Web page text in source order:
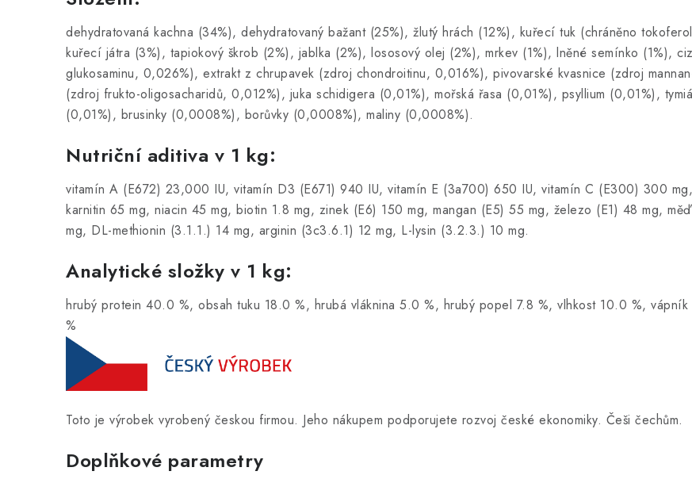
dehydratovaná kachna (34%), dehydratovaný bažant (25%), žlutý hrách (12%), kuřecí tuk (chráněno
kuřecí játra (3%), tapiokový škrob (2%), jablka (2%), lososový olej (2%), mrkev (1%), lněné semínko (1%),
glukosaminu, 0,026%), extrakt z chrupavek (zdroj chondroitinu, 0,016%), pivovarské kvasnice (zdroj
(zdroj frukto-oligosacharidů, 0,012%), juka schidigera (0,01%), mořská řasa (0,01%), psyllium (0,01%),
(0,01%), brusinky (0,0008%), borůvky (0,0008%), maliny (0,0008%).
Nutriční aditiva v 1 kg:
vitamín A (E672) 23,000 IU, vitamín D3 (E671) 940 IU, vitamín E (3a700) 650 IU, vitamín C (E300) 300
karnitin 65 mg, niacin 45 mg, biotin 1.8 mg, zinek (E6) 150 mg, mangan (E5) 55 mg, železo (E1) 48 mg,
mg, DL-methionin (3.1.1.) 14 mg, arginin (3c3.6.1) 12 mg, L-lysin (3.2.3.) 10 mg.
Analytické složky v 1 kg:
hrubý protein 40.0 %, obsah tuku 18.0 %, hrubá vláknina 5.0 %, hrubý popel 7.8 %, vlhkost 10.0 %,
%
Toto je výrobek vyrobený českou firmou. Jeho nákupem podporujete rozvoj české ekonomiky. Češi čechům.
Doplňkové parametry